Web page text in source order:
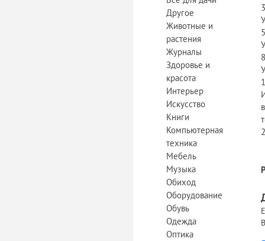
Другое
Животные и
растения
Журналы
Здоровье и
красота
Интерьер
Искусство
Книги
Компьютерная
техника
Мебель
Музыка
Обиход
Оборудование
Обувь
Одежда
Оптика